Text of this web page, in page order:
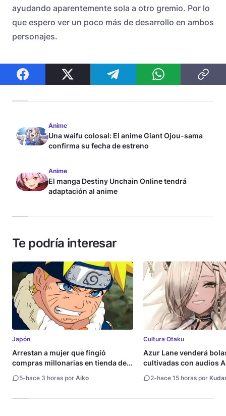
ayudando aparentemente sola a otro gremio. Por lo
que espero ver un poco más de desarrollo en ambos
personajes.
Anime
Una waifu colosal: El anime Giant Ojou-sama
confirma su fecha de estreno
Anime
El manga Destiny Unchain Online tendrá
adaptación al anime
Te podría interesar
Japón
Arrestan a mujer que fingió
compras millonarias en tienda de
5-hace 3 horas por Aiko
Cultura Otaku
Azur Lane venderá
cultivadas con audios
2-hace 15 horas por